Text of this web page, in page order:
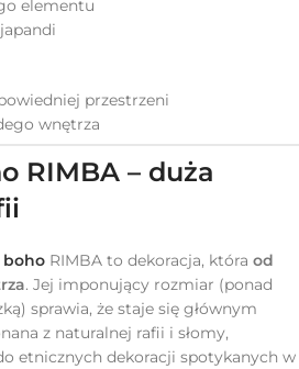
elementu
przestrzeni
wnętrza
RIMBA – duża
boho RIMBA to dekoracja, która od
. Jej imponujący rozmiar (ponad
sprawia, że staje się głównym
z naturalnej rafii i słomy,
etnicznych dekoracji spotykanych w